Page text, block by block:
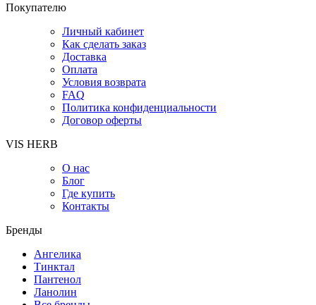
Покупателю
Личный кабинет
Как сделать заказ
Доставка
Оплата
Условия возврата
FAQ
Политика конфиденциальности
Договор оферты
VIS HERB
О нас
Блог
Где купить
Контакты
Бренды
Ангелика
Тинктал
Пантенол
Ланолин